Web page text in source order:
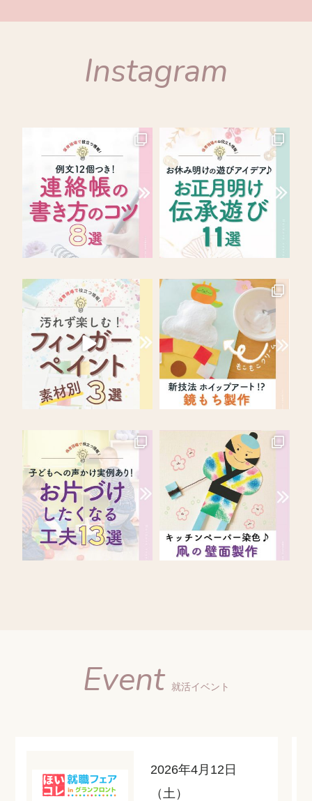
Instagram
Event 就活イベント
2026年4月12日
（土）